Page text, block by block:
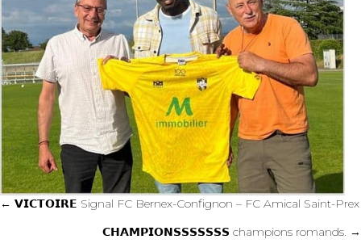
Posts
navigation
← 𝗩𝗜𝗖𝗧𝗢𝗜𝗥𝗘 Signal FC Bernex-Confignon – FC Amical Saint-Prex
𝗖𝗛𝗔𝗠𝗣𝗜𝗢𝗡𝗦𝗦𝗦𝗦𝗦𝗦𝗦 champions romands. →